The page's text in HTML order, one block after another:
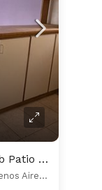
Departamento Tipo PH 2 Amb Patio Lavadero 1° Piso x escalera bajas Expensas !
Solís 2100 Ciudad Autónoma de Buenos Aires, Argentina, Barracas, Capital Federal